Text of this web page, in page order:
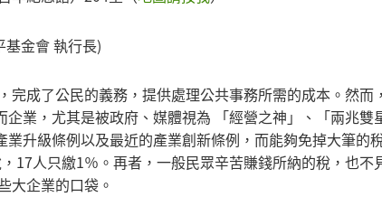
金會 執行長)
完成了公民的義務，提供處理公共事務所需的成本。然
業，尤其是被政府、媒體視為 「經營之神」、「兩兆雙
升級條例以及最近的產業創新條例，而能夠免掉大筆的
17人只繳1％。再者，一般民眾辛苦賺錢所納的稅，也不
大企業的口袋。